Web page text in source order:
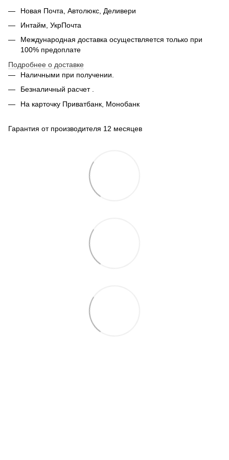
Новая Почта, Автолюкс, Деливери
Интайм, УкрПочта
Международная доставка осуществляется только при
100% предоплате
Подробнее о доставке
Наличными при получении.
Безналичный расчет .
На карточку Приватбанк, Монобанк
Гарантия от производителя 12 месяцев